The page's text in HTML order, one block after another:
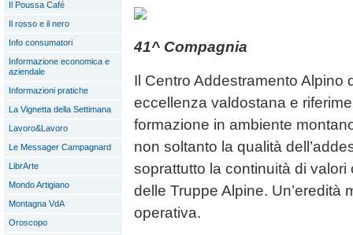
Il Poussa Café
Il rosso e il nero
Info consumatori
Informazione economica e
aziendale
Informazioni pratiche
La Vignetta della Settimana
Lavoro&Lavoro
Le Messager Campagnard
LibrArte
Mondo Artigiano
Montagna VdA
Oroscopo
41^ Compagnia
Il Centro Addestramento Alpino
eccellenza valdostana e
formazione in ambiente
non soltanto la qualità
soprattutto la continuità di
delle Truppe Alpine. Un’eredità
operativa.